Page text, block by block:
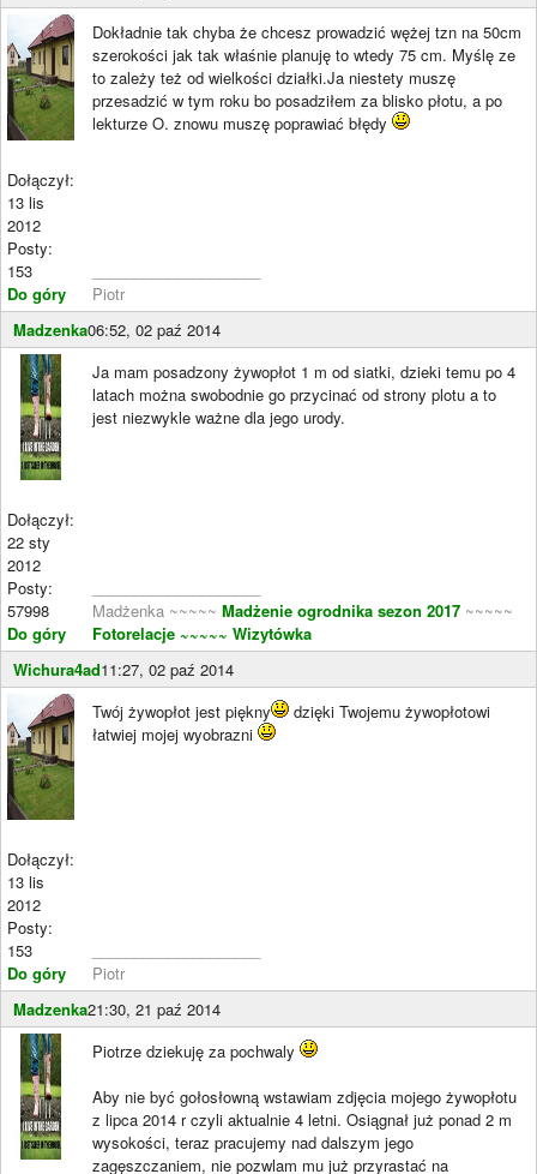
Dołączył:
13 lis
2012
Posty:
153
Do góry
Dokładnie tak chyba że chcesz prowadzić wężej tzn na 50cm
szerokości jak tak właśnie planuję to wtedy 75 cm. Myślę ze
to zależy też od wielkości działki.Ja niestety muszę
przesadzić w tym roku bo posadziłem za blisko płotu, a po
lekturze O. znowu muszę poprawiać błędy
Piotr
Madzenka06:52, 02 paź 2014
Dołączył:
22 sty
2012
Posty:
57998
Do góry
Ja mam posadzony żywopłot 1 m od siatki, dzieki temu po 4
latach można swobodnie go przycinać od strony plotu a to
jest niezwykle ważne dla jego urody.
Madżenka ~~~~~ Madżenie ogrodnika sezon 2017 ~~~~~
Fotorelacje ~~~~~ Wizytówka
Wichura4ad11:27, 02 paź 2014
Dołączył:
13 lis
2012
Posty:
153
Do góry
Twój żywopłot jest piękny
dzięki Twojemu żywopłotowi
łatwiej mojej wyobrazni
Piotr
Madzenka21:30, 21 paź 2014
Piotrze dziekuję za pochwaly
Aby nie być gołosłowną wstawiam zdjęcia mojego żywopłotu
z lipca 2014 r czyli aktualnie 4 letni. Osiągnał już ponad 2 m
wysokości, teraz pracujemy nad dalszym jego
zagęszczaniem, nie pozwlam mu już przyrastać na